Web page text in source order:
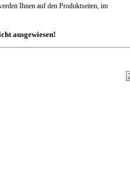
Ihnen auf den Produktseiten, im
ausgewiesen!